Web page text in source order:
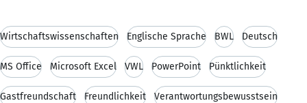
Wirtschaftswissenschaften Englische Sprache BWL Deutsch
MS Office Microsoft Excel VWL PowerPoint Pünktlichkeit
Gastfreundschaft Freundlichkeit Verantwortungsbewusstsein